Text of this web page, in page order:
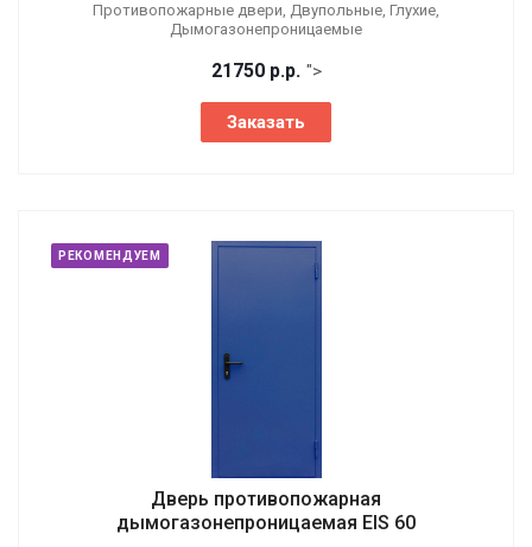
Противопожарные двери, Двупольные, Глухие,
Дымогазонепроницаемые
21750 р.р. ">
Заказать
РЕКОМЕНДУЕМ
Дверь противопожарная
дымогазонепроницаемая EIS 60